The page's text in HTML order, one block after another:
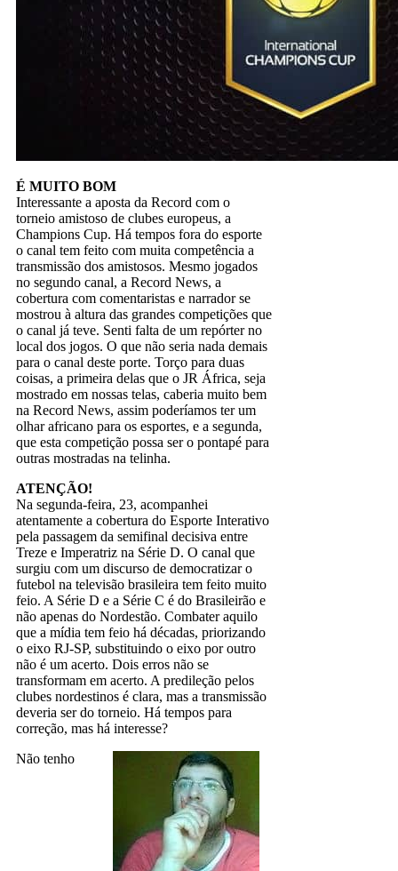
É MUITO BOM
Interessante a aposta da Record com o
torneio amistoso de clubes europeus, a
Champions Cup. Há tempos fora do esporte
o canal tem feito com muita competência a
transmissão dos amistosos. Mesmo jogados
no segundo canal, a Record News, a
cobertura com comentaristas e narrador se
mostrou à altura das grandes competições que
o canal já teve. Senti falta de um repórter no
local dos jogos. O que não seria nada demais
para o canal deste porte. Torço para duas
coisas, a primeira delas que o JR África, seja
mostrado em nossas telas, caberia muito bem
na Record News, assim poderíamos ter um
olhar africano para os esportes, e a segunda,
que esta competição possa ser o pontapé para
outras mostradas na telinha.
ATENÇÃO!
Na segunda-feira, 23, acompanhei
atentamente a cobertura do Esporte Interativo
pela passagem da semifinal decisiva entre
Treze e Imperatriz na Série D. O canal que
surgiu com um discurso de democratizar o
futebol na televisão brasileira tem feito muito
feio. A Série D e a Série C é do Brasileirão e
não apenas do Nordestão. Combater aquilo
que a mídia tem feio há décadas, priorizando
o eixo RJ-SP, substituindo o eixo por outro
não é um acerto. Dois erros não se
transformam em acerto. A predileção pelos
clubes nordestinos é clara, mas a transmissão
deveria ser do torneio. Há tempos para
correção, mas há interesse?
Não tenho